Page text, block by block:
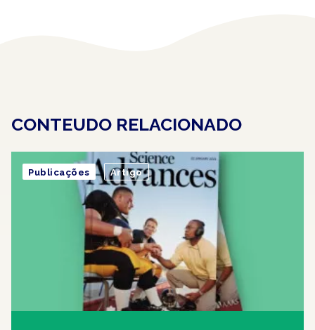
CONTEUDO RELACIONADO
Publicações Artigo